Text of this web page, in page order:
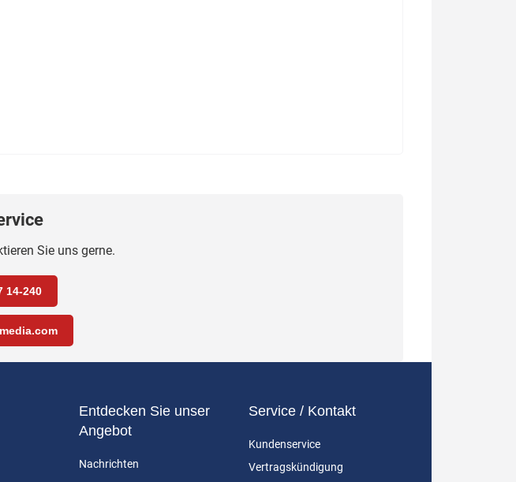
Sie uns gerne.
14-240
Entdecken Sie unser
Angebot
Nachrichten
Service / Kontakt
Kundenservice
Vertragskündigung